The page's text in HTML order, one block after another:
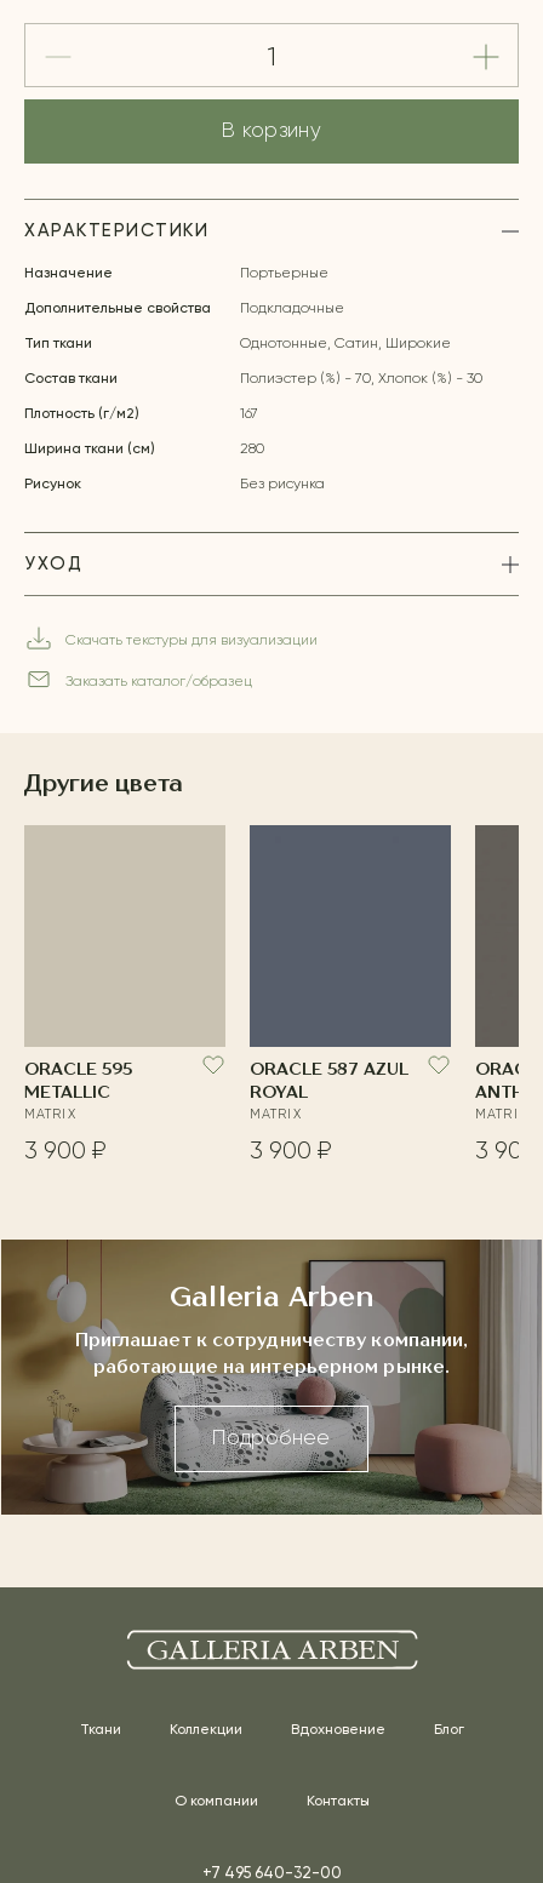
В корзину
ХАРАКТЕРИСТИКИ
Назначение Портьерные
Дополнительные свойства Подкладочные
Тип ткани Однотонные, Сатин, Широкие
Состав ткани Полиэстер (%) - 70, Хлопок (%) - 30
Плотность (г/м2) 167
Ширина ткани (см) 280
Рисунок Без рисунка
УХОД
Скачать текстуры для визуализации
Заказать каталог/образец
Другие цвета
ORACLE 595
METALLIC
MATRIX
3 900 ₽
ORACLE 587 AZUL
ROYAL
MATRIX
3 900 ₽
MATRIX
3 900
Galleria Arben
Приглашает к сотрудничеству компании,
работающие на интерьерном рынке.
Подробнее
Ткани Коллекции Вдохновение Блог
О компании Контакты
+7 495 640-32-00